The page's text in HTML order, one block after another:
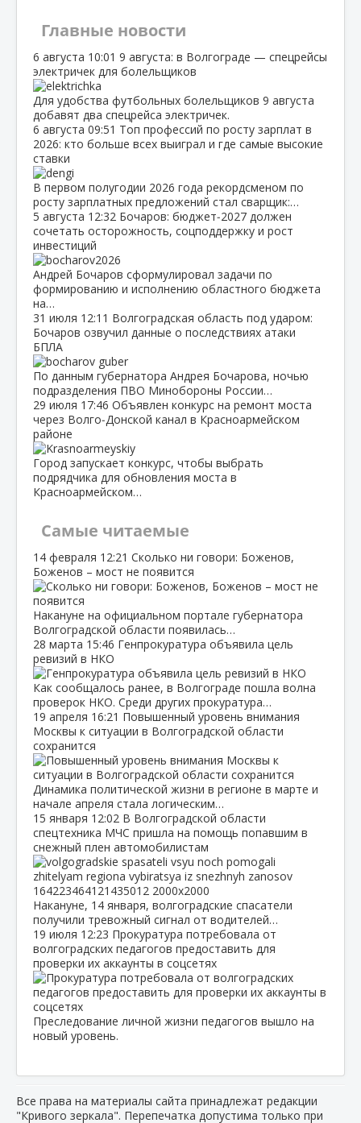
Главные новости
6 августа 10:01 9 августа: в Волгограде — спецрейсы
электричек для болельщиков
Для удобства футбольных болельщиков 9 августа
добавят два спецрейса электричек.
6 августа 09:51 Топ профессий по росту зарплат в
2026: кто больше всех выиграл и где самые высокие
ставки
В первом полугодии 2026 года рекордсменом по
росту зарплатных предложений стал сварщик:…
5 августа 12:32 Бочаров: бюджет‑2027 должен
сочетать осторожность, соцподдержку и рост
инвестиций
Андрей Бочаров сформулировал задачи по
формированию и исполнению областного бюджета
на…
31 июля 12:11 Волгоградская область под ударом:
Бочаров озвучил данные о последствиях атаки
БПЛА
По данным губернатора Андрея Бочарова, ночью
подразделения ПВО Минобороны России…
29 июля 17:46 Объявлен конкурс на ремонт моста
через Волго‑Донской канал в Красноармейском
районе
Город запускает конкурс, чтобы выбрать
подрядчика для обновления моста в
Красноармейском…
Самые читаемые
14 февраля 12:21 Сколько ни говори: Боженов,
Боженов – мост не появится
Накануне на официальном портале губернатора
Волгоградской области появилась…
28 марта 15:46 Генпрокуратура объявила цель
ревизий в НКО
Как сообщалось ранее, в Волгограде пошла волна
проверок НКО. Среди других прокуратура…
19 апреля 16:21 Повышенный уровень внимания
Москвы к ситуации в Волгоградской области
сохранится
Динамика политической жизни в регионе в марте и
начале апреля стала логическим…
15 января 12:02 В Волгоградской области
спецтехника МЧС пришла на помощь попавшим в
снежный плен автомобилистам
Накануне, 14 января, волгоградские спасатели
получили тревожный сигнал от водителей…
19 июля 12:23 Прокуратура потребовала от
волгоградских педагогов предоставить для
проверки их аккаунты в соцсетях
Преследование личной жизни педагогов вышло на
новый уровень.
Все права на материалы сайта принадлежат редакции
"Кривого зеркала". Перепечатка допустима только при